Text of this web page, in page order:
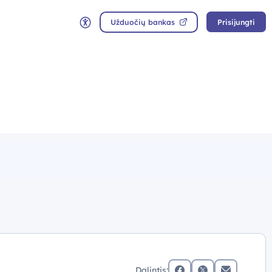
Neįgaliųjų rėžimas
Užduočių bankas Prisijungti